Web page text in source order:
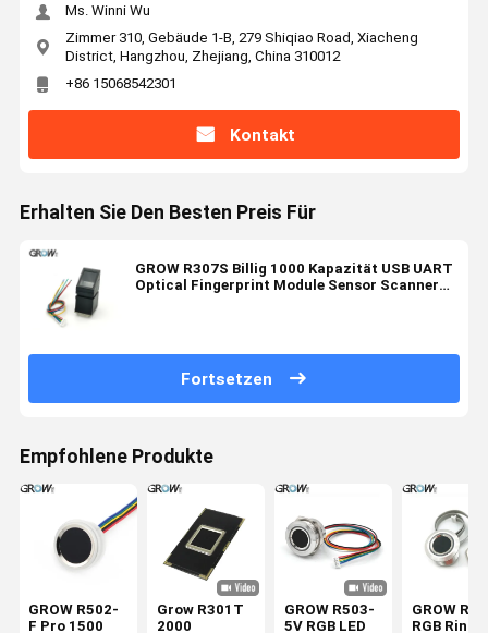
Ms. Winni Wu
Zimmer 310, Gebäude 1-B, 279 Shiqiao Road, Xiacheng
District, Hangzhou, Zhejiang, China 310012
+86 15068542301
Kontakt
Erhalten Sie Den Besten Preis Für
GROW R307S Billig 1000 Kapazität USB UART
Optical Fingerprint Module Sensor Scanner
Fortsetzen
Empfohlene Produkte
GROW R502-
F Pro 1500
Grow R301T
2000
GROW R503-
5V RGB LED
GROW
RGB Ring